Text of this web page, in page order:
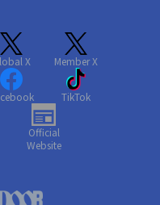
X Member X
TikTok
Official
Website